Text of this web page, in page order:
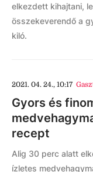
elkezdett kihajtani,
összekeverendő a
kiló.
2021. 04. 24., 10:17
Gyors és
recept
Alig 30 perc alatt
ízletes